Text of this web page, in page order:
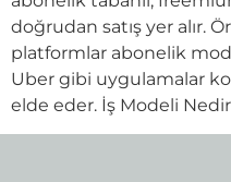
doğrudan satış yer alır.
platformlar abonelik
Uber gibi uygulamalar
elde eder. İş Modeli